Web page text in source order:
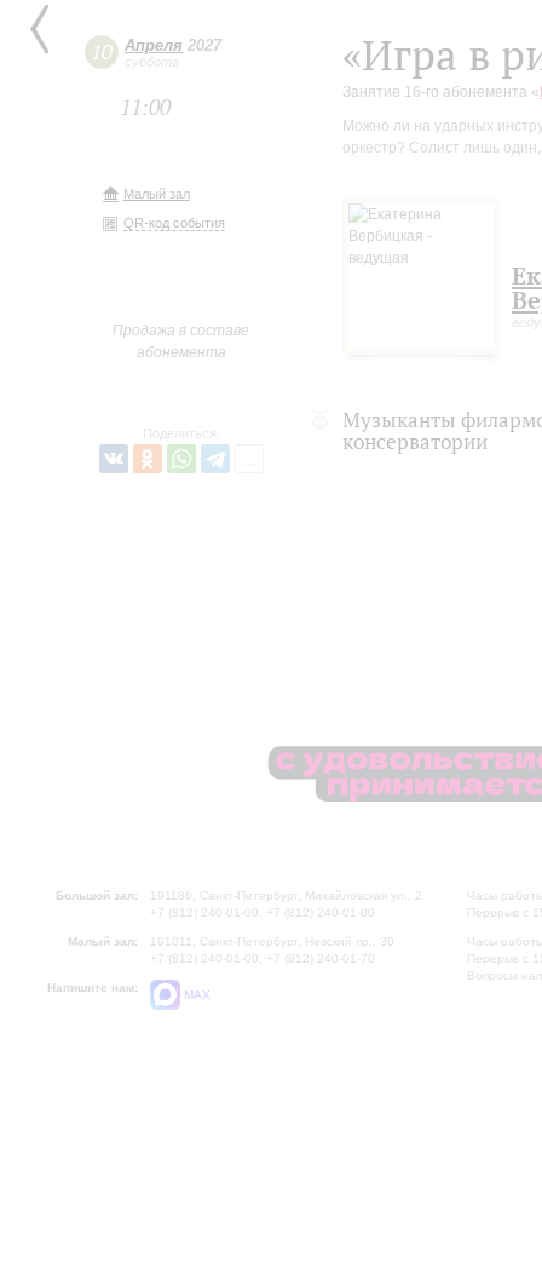
10 Апреля 2027
суббота
11:00
Малый зал
QR-код события
Продажа в составе
абонемента
Поделиться:
«Игра в
Занятие 16-го абонемента «
Можно ли на ударных
оркестр? Солист лишь
Музыканты
консерватории
Большой зал:
191186, Санкт-Петербург, Михайловская ул., 2
+7 (812) 240-01-00, +7 (812) 240-01-80
Малый зал:
191011, Санкт-Петербург, Невский пр., 30
+7 (812) 240-01-00, +7 (812) 240-01-70
Напишите нам:
MAX
Часы
Перерыв с
Часы
Перерыв с
Вопросы